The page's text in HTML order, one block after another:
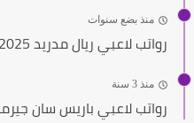
منذ بضع سنوات
رواتب لاعبي ريال مدريد 2024/2025
منذ 3 سنة
رواتب لاعبي باريس سان جيرمان 2022/2023